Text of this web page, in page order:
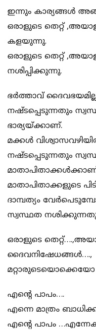
ഇന്നും കാര്യങ്ങൾ
ഒരാളുടെ തെറ്റ്
കളയുന്നു.
ഒരാളുടെ തെറ്റ്
നശിപ്പിക്കുന്നു.
ഭർത്താവ്
നഷ്ടപ്പെടുന്നതും
ഭാര്യയ്ക്കാണ്.
മക്കൾ
നഷ്ടപ്പെടുന്നതും
മാതാപിതാക്കളുടെ
ദാമ്പത്യം
സ്വസ്ഥത
ഒരാളുടെ
ദൈവനിഷേധങ്ങൾ….,
എൻ്റെ പാപം….
എന്നെ മാത്രം
എൻ്റെ പാപം